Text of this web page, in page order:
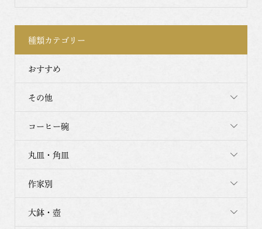
種類カテゴリー
おすすめ
その他
コーヒー碗
丸皿・角皿
作家別
大鉢・壺